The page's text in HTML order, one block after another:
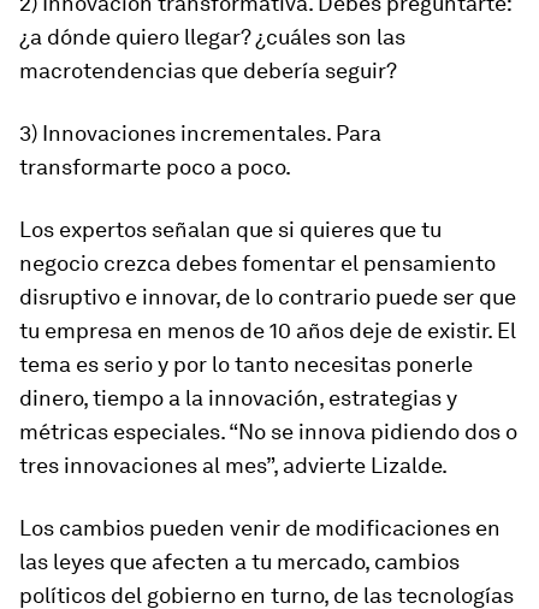
¿a dónde quiero llegar? ¿cuáles son las
macrotendencias que debería seguir?
3) Innovaciones incrementales. Para
transformarte poco a poco.
Los expertos señalan que si quieres que tu
negocio crezca debes fomentar el pensamiento
disruptivo e innovar, de lo contrario puede ser que
tu empresa en menos de 10 años deje de existir. El
tema es serio y por lo tanto necesitas ponerle
dinero, tiempo a la innovación, estrategias y
métricas especiales. “No se innova pidiendo dos o
tres innovaciones al mes”, advierte Lizalde.
Los cambios pueden venir de modificaciones en
las leyes que afecten a tu mercado, cambios
políticos del gobierno en turno, de las tecnologías